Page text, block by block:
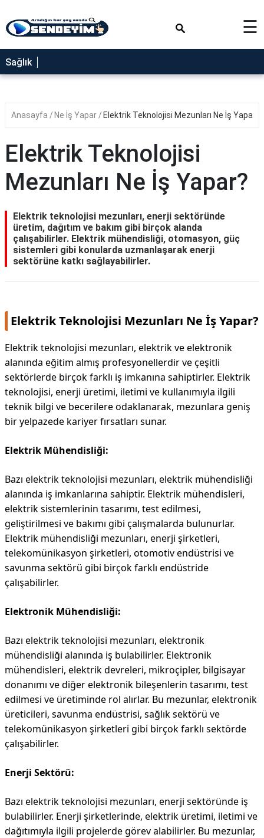
SAĞLIK
NEDİR
YEMEK
RÜYA
GEZİLECEK
BLOG
☰
Sağlık
Anasayfa Ne İş Yapar Elektrik Teknolojisi Mezunları Ne İş Yapar?
Elektrik Teknolojisi
Mezunları Ne İş Yapar?
Elektrik teknolojisi mezunları, enerji sektöründe
üretim, dağıtım ve bakım gibi birçok alanda
çalışabilirler. Elektrik mühendisliği, otomasyon, güç
sistemleri gibi konularda uzmanlaşarak enerji
sektörüne katkı sağlayabilirler.
Elektrik Teknolojisi Mezunları Ne İş Yapar?
Elektrik teknolojisi mezunları, elektrik ve elektronik
alanında eğitim almış profesyonellerdir ve çeşitli
sektörlerde birçok farklı iş imkanına sahiptirler. Elektrik
teknolojisi, enerji üretimi, iletimi ve kullanımıyla ilgili
teknik bilgi ve becerilere odaklanarak, mezunlara geniş
bir yelpazede kariyer fırsatları sunar.
Elektrik Mühendisliği:
Bazı elektrik teknolojisi mezunları, elektrik mühendisliği
alanında iş imkanlarına sahiptir. Elektrik mühendisleri,
elektrik sistemlerinin tasarımı, test edilmesi,
geliştirilmesi ve bakımı gibi çalışmalarda bulunurlar.
Elektrik mühendisliği mezunları, enerji şirketleri,
telekomünikasyon şirketleri, otomotiv endüstrisi ve
savunma sektörü gibi birçok farklı endüstride
çalışabilirler.
Elektronik Mühendisliği:
Bazı elektrik teknolojisi mezunları, elektronik
mühendisliği alanında iş bulabilirler. Elektronik
mühendisleri, elektrik devreleri, mikroçipler, bilgisayar
donanımı ve diğer elektronik bileşenlerin tasarımı, test
edilmesi ve üretiminde rol alırlar. Bu mezunlar, elektronik
üreticileri, savunma endüstrisi, sağlık sektörü ve
telekomünikasyon şirketleri gibi birçok farklı sektörde
çalışabilirler.
Enerji Sektörü:
Bazı elektrik teknolojisi mezunları, enerji sektöründe iş
bulabilirler. Enerji şirketlerinde, elektrik üretimi, iletimi ve
dağıtımıyla ilgili projelerde görev alabilirler. Bu mezunlar,